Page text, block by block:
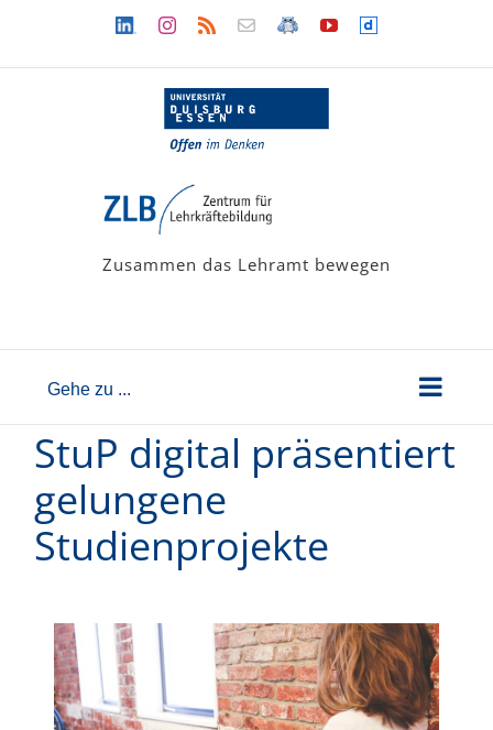
LinkedinInstagram
Rss Newsletter
LehramtsWiki
YouTubeDailymotion
Zusammen das Lehramt bewegen
Gehe zu ...
StuP digital präsentiert
gelungene
Studienprojekte
Zeige
grösseres
Bild